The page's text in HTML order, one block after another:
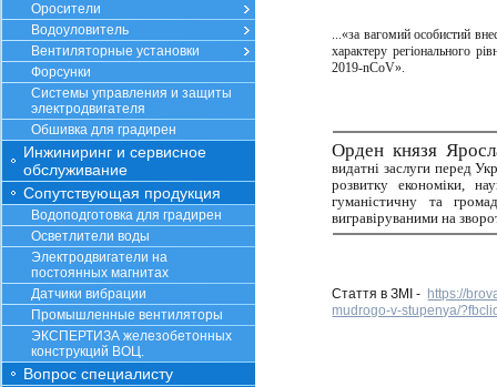
Оросители
Водоуловитель
Вентиляторные установки
Форсунки
Системы управления и защиты
электродвигателя
Обшивка для градирен
Инжиниринг и сервисное
обслуживание
Сопутствующая продукция
Водоподготовка для градирен
Осветлители воды
Электродвигатели на
постоянных магнитах
Датчики вибрации
Промышленные вентиляторы
ЭКСПЕРТИЗА железобетонных
конструкций ВОЦ.
Вопрос специалисту
...«за вагомий особистий
характеру регіонального
2019-nCoV».
Орден князя
видатні заслуги перед
розвитку економіки,
гуманістичну та
вигравіруваними на
Стаття в ЗМІ - https://
mudrogo-v-stupenya/